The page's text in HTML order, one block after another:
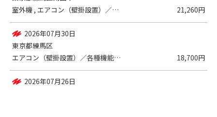
室外機 , エアコン（壁掛設置）／一般
21,260円
2026年07月30日
東京都練馬区
エアコン（壁掛設置）／各種機能付き
18,700円
2026年07月26日